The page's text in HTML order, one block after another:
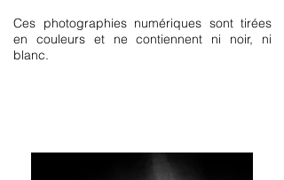
Ces photographies numériques sont tirées
en couleurs et ne contiennent ni noir, ni
blanc.